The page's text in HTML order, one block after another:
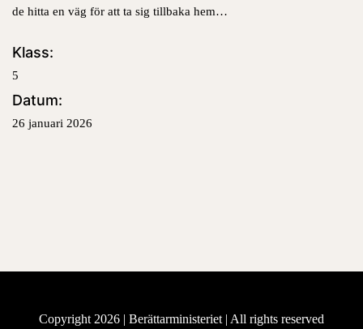
de hitta en väg för att ta sig tillbaka hem…
Klass:
5
Datum:
26 januari 2026
Copyright 2026 | Berättarministeriet | All rights reserved